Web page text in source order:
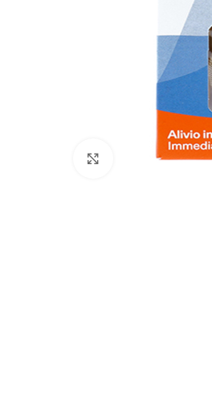
Click to enlarge